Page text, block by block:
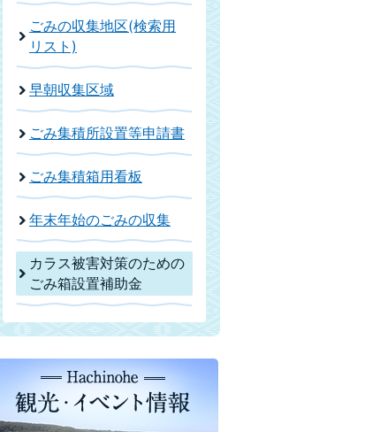
ごみの収集地区(検索用
リスト)
早朝収集区域
ごみ集積所設置等申請書
ごみ集積箱用看板
年末年始のごみの収集
カラス被害対策のための
ごみ箱設置補助金